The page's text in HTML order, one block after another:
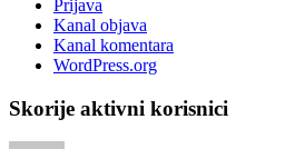
Prijava
Kanal objava
Kanal komentara
WordPress.org
Skorije aktivni korisnici